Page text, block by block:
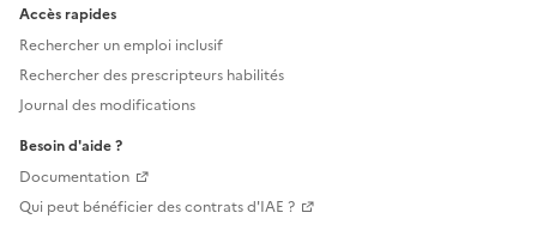
Accès rapides
Rechercher un emploi inclusif
Rechercher des prescripteurs habilités
Journal des modifications
Besoin d'aide ?
Documentation
Qui peut bénéficier des contrats d'IAE ?